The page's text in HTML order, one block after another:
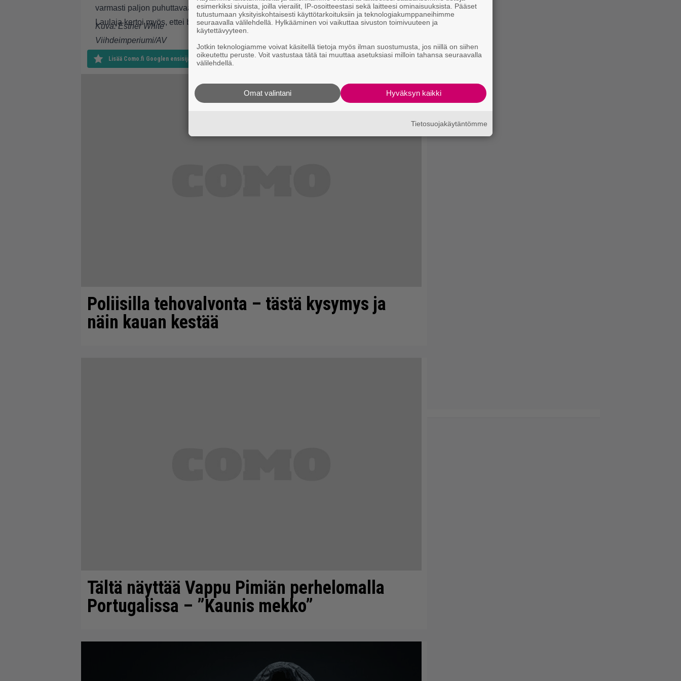
varmasti paljon puhuttavaa.”
Laulaja kertoi myös, ettei bändi kommentoi asiaa nyt tämän enempää.
Kuva:Esther White
Viihdeimperiumi/AV
Lisää Como.fi Googlen ensisijaiseksi lähteeksi
Poliisilla tehovalvonta – tästä kysymys ja
näin kauan kestää
Tältä näyttää Vappu Pimiän perhelomalla
Portugalissa – ”Kaunis mekko”
esimerkiksi sivuista, joilla vierailit, IP-osoitteestasi sekä laitteesi ominaisuuksista. Pääset
tutustumaan yksityiskohtaisesti käyttötarkoituksiin ja teknologiakumppaneihimme
seuraavalla välilehdellä. Hylkääminen voi vaikuttaa sivuston toimivuuteen ja
käytettävyyteen.
Jotkin teknologiamme voivat käsitellä tietoja myös ilman suostumusta, jos niillä on siihen
oikeutettu peruste. Voit vastustaa tätä tai muuttaa asetuksiasi milloin tahansa seuraavalla
välilehdellä.
Hyväksyn kaikki
Omat valintani
Tietosuojakäytäntömme